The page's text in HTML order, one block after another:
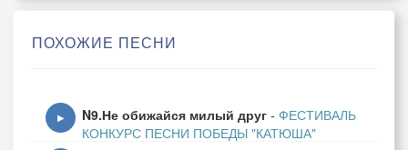
Потерял внучок
Было невдомëк.
ПОХОЖИЕ ПЕСНИ
▶ N9.Не обижайся милый друг - ФЕСТИВАЛЬ
КОНКУРС ПЕСНИ ПОБЕДЫ "КАТЮША"